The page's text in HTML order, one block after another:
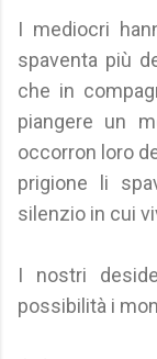
I mediocri
spaventa più
che in
piangere un
occorron loro
prigione li
silenzio in cui
I nostri
possibilità i